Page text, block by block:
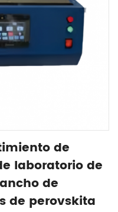
de
laboratorio de
de
de perovskita